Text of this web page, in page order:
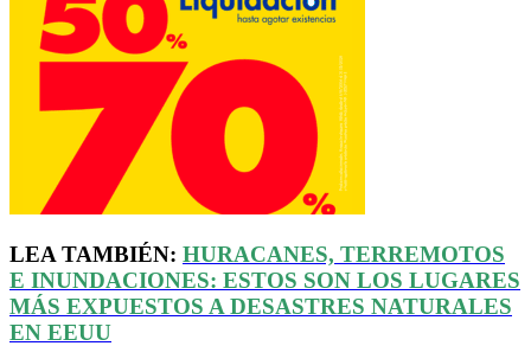
LEA TAMBIÉN: HURACANES, TERREMOTOS
E INUNDACIONES: ESTOS SON LOS LUGARES
MÁS EXPUESTOS A DESASTRES NATURALES
EN EEUU